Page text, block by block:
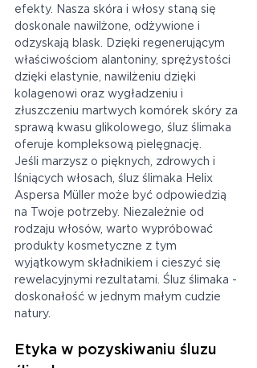
efekty. Nasza skóra i włosy staną się
doskonale nawilżone, odżywione i
odzyskają blask. Dzięki regenerującym
właściwościom alantoniny, sprężystości
dzięki elastynie, nawilżeniu dzięki
kolagenowi oraz wygładzeniu i
złuszczeniu martwych komórek skóry za
sprawą kwasu glikolowego, śluz ślimaka
oferuje kompleksową pielęgnację.
Jeśli marzysz o pięknych, zdrowych i
lśniących włosach, śluz ślimaka Helix
Aspersa Müller może być odpowiedzią
na Twoje potrzeby. Niezależnie od
rodzaju włosów, warto wypróbować
produkty kosmetyczne z tym
wyjątkowym składnikiem i cieszyć się
rewelacyjnymi rezultatami. Śluz ślimaka -
doskonałość w jednym małym cudzie
natury.
Etyka w pozyskiwaniu śluzu